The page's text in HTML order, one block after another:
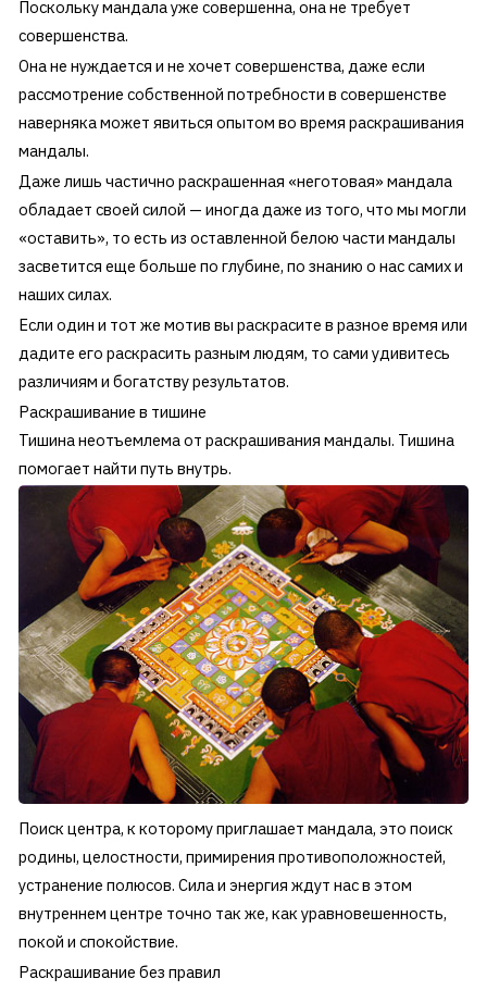
Поскольку мандала уже совершенна, она не требует
совершенства.
Она не нуждается и не хочет совершенства, даже если
рассмотрение собственной потребности в совершенстве
наверняка может явиться опытом во время раскрашивания
мандалы.
Даже лишь частично раскрашенная «неготовая» мандала
обладает своей силой — иногда даже из того, что мы могли
«оставить», то есть из оставленной белою части мандалы
засветится еще больше по глубине, по знанию о нас самих и
наших силах.
Если один и тот же мотив вы раскрасите в разное время или
дадите его раскрасить разным людям, то сами удивитесь
различиям и богатству результатов.
Раскрашивание в тишине
Тишина неотъемлема от раскрашивания мандалы. Тишина
помогает найти путь внутрь.
Поиск центра, к которому приглашает мандала, это поиск
родины, целостности, примирения противоположностей,
устранение полюсов. Сила и энергия ждут нас в этом
внутреннем центре точно так же, как уравновешенность,
покой и спокойствие.
Раскрашивание без правил